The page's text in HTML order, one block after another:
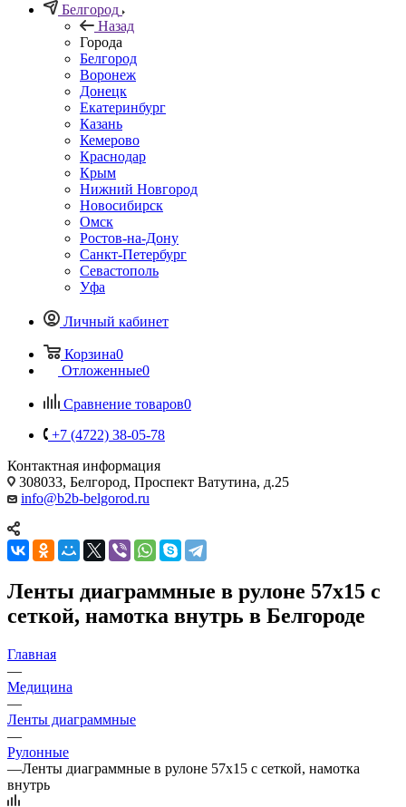
Белгород
Назад
Города
Белгород
Воронеж
Донецк
Екатеринбург
Казань
Кемерово
Краснодар
Крым
Нижний Новгород
Новосибирск
Омск
Ростов-на-Дону
Санкт-Петербург
Севастополь
Уфа
Личный кабинет
Корзина0
Отложенные0
Сравнение товаров0
+7 (4722) 38-05-78
Контактная информация
308033, Белгород, Проспект Ватутина, д.25
info@b2b-belgorod.ru
Ленты диаграммные в рулоне 57х15 с
сеткой, намотка внутрь в Белгороде
Главная
—
Медицина
—
Ленты диаграммные
—
Рулонные
—Ленты диаграммные в рулоне 57х15 с сеткой, намотка
внутрь